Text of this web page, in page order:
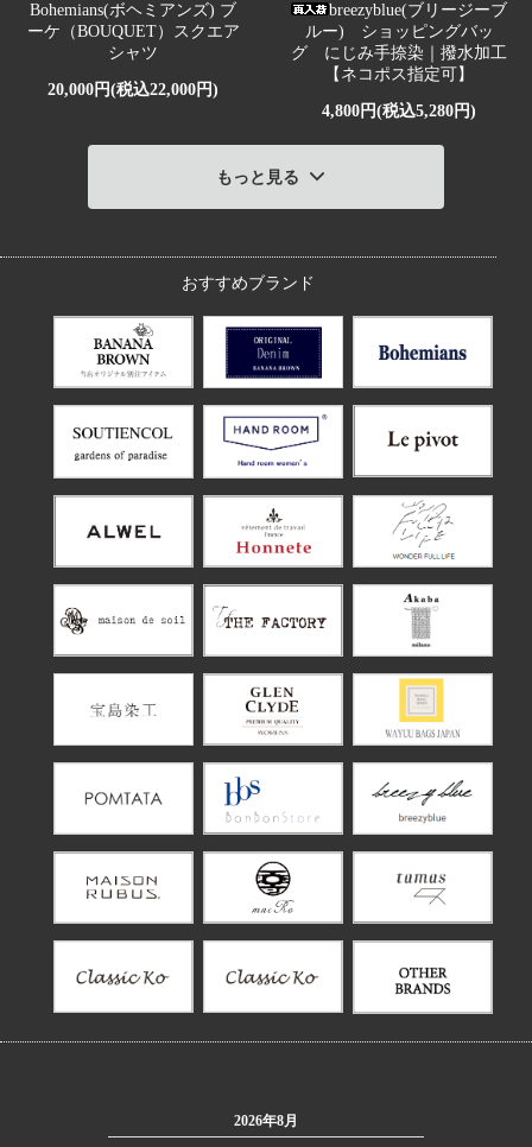
Bohemians(ボヘミアンズ) ブ
ーケ（BOUQUET）スクエア
シャツ
20,000円(税込22,000円)
breezyblue(ブリージーブ
ルー) ショッピングバッ
グ にじみ手捺染｜撥水加工
【ネコポス指定可】
4,800円(税込5,280円)
もっと見る
おすすめブランド
2026年8月